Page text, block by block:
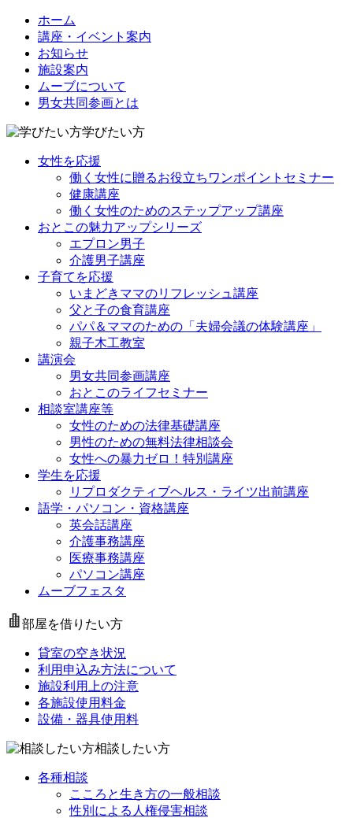
ホーム
講座・イベント案内
お知らせ
施設案内
ムーブについて
男女共同参画とは
学びたい方
女性を応援
働く女性に贈るお役立ちワンポイントセミナー
健康講座
働く女性のためのステップアップ講座
おとこの魅力アップシリーズ
エプロン男子
介護男子講座
子育てを応援
いまどきママのリフレッシュ講座
父と子の食育講座
パパ＆ママのための「夫婦会議の体験講座」
親子木工教室
講演会
男女共同参画講座
おとこのライフセミナー
相談室講座等
女性のための法律基礎講座
男性のための無料法律相談会
女性への暴力ゼロ！特別講座
学生を応援
リプロダクティブヘルス・ライツ出前講座
語学・パソコン・資格講座
英会話講座
介護事務講座
医療事務講座
パソコン講座
ムーブフェスタ
部屋を借りたい方
貸室の空き状況
利用申込み方法について
施設利用上の注意
各施設使用料金
設備・器具使用料
相談したい方
各種相談
こころと生き方の一般相談
性別による人権侵害相談